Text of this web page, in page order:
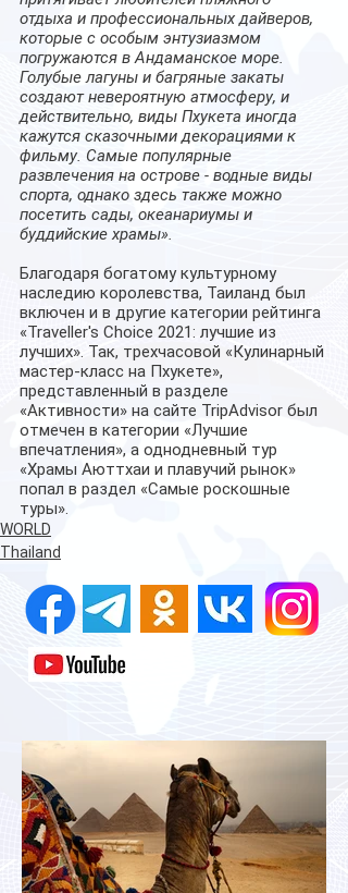
отдыха и профессиональных дайверов,
которые с особым энтузиазмом
погружаются в Андаманское море.
Голубые лагуны и багряные закаты
создают невероятную атмосферу, и
действительно, виды Пхукета иногда
кажутся сказочными декорациями к
фильму. Самые популярные
развлечения на острове - водные виды
спорта, однако здесь также можно
посетить сады, океанариумы и
буддийские храмы».
Благодаря богатому культурному
наследию королевства, Таиланд был
включен и в другие категории рейтинга
«Traveller's Choice 2021: лучшие из
лучших». Так, трехчасовой «Кулинарный
мастер-класс на Пхукете»,
представленный в разделе
«Активности» на сайте TripAdvisor был
отмечен в категории «Лучшие
впечатления», а однодневный тур
«Храмы Аюттхаи и плавучий рынок»
попал в раздел «Самые роскошные
туры».
WORLD
Thailand